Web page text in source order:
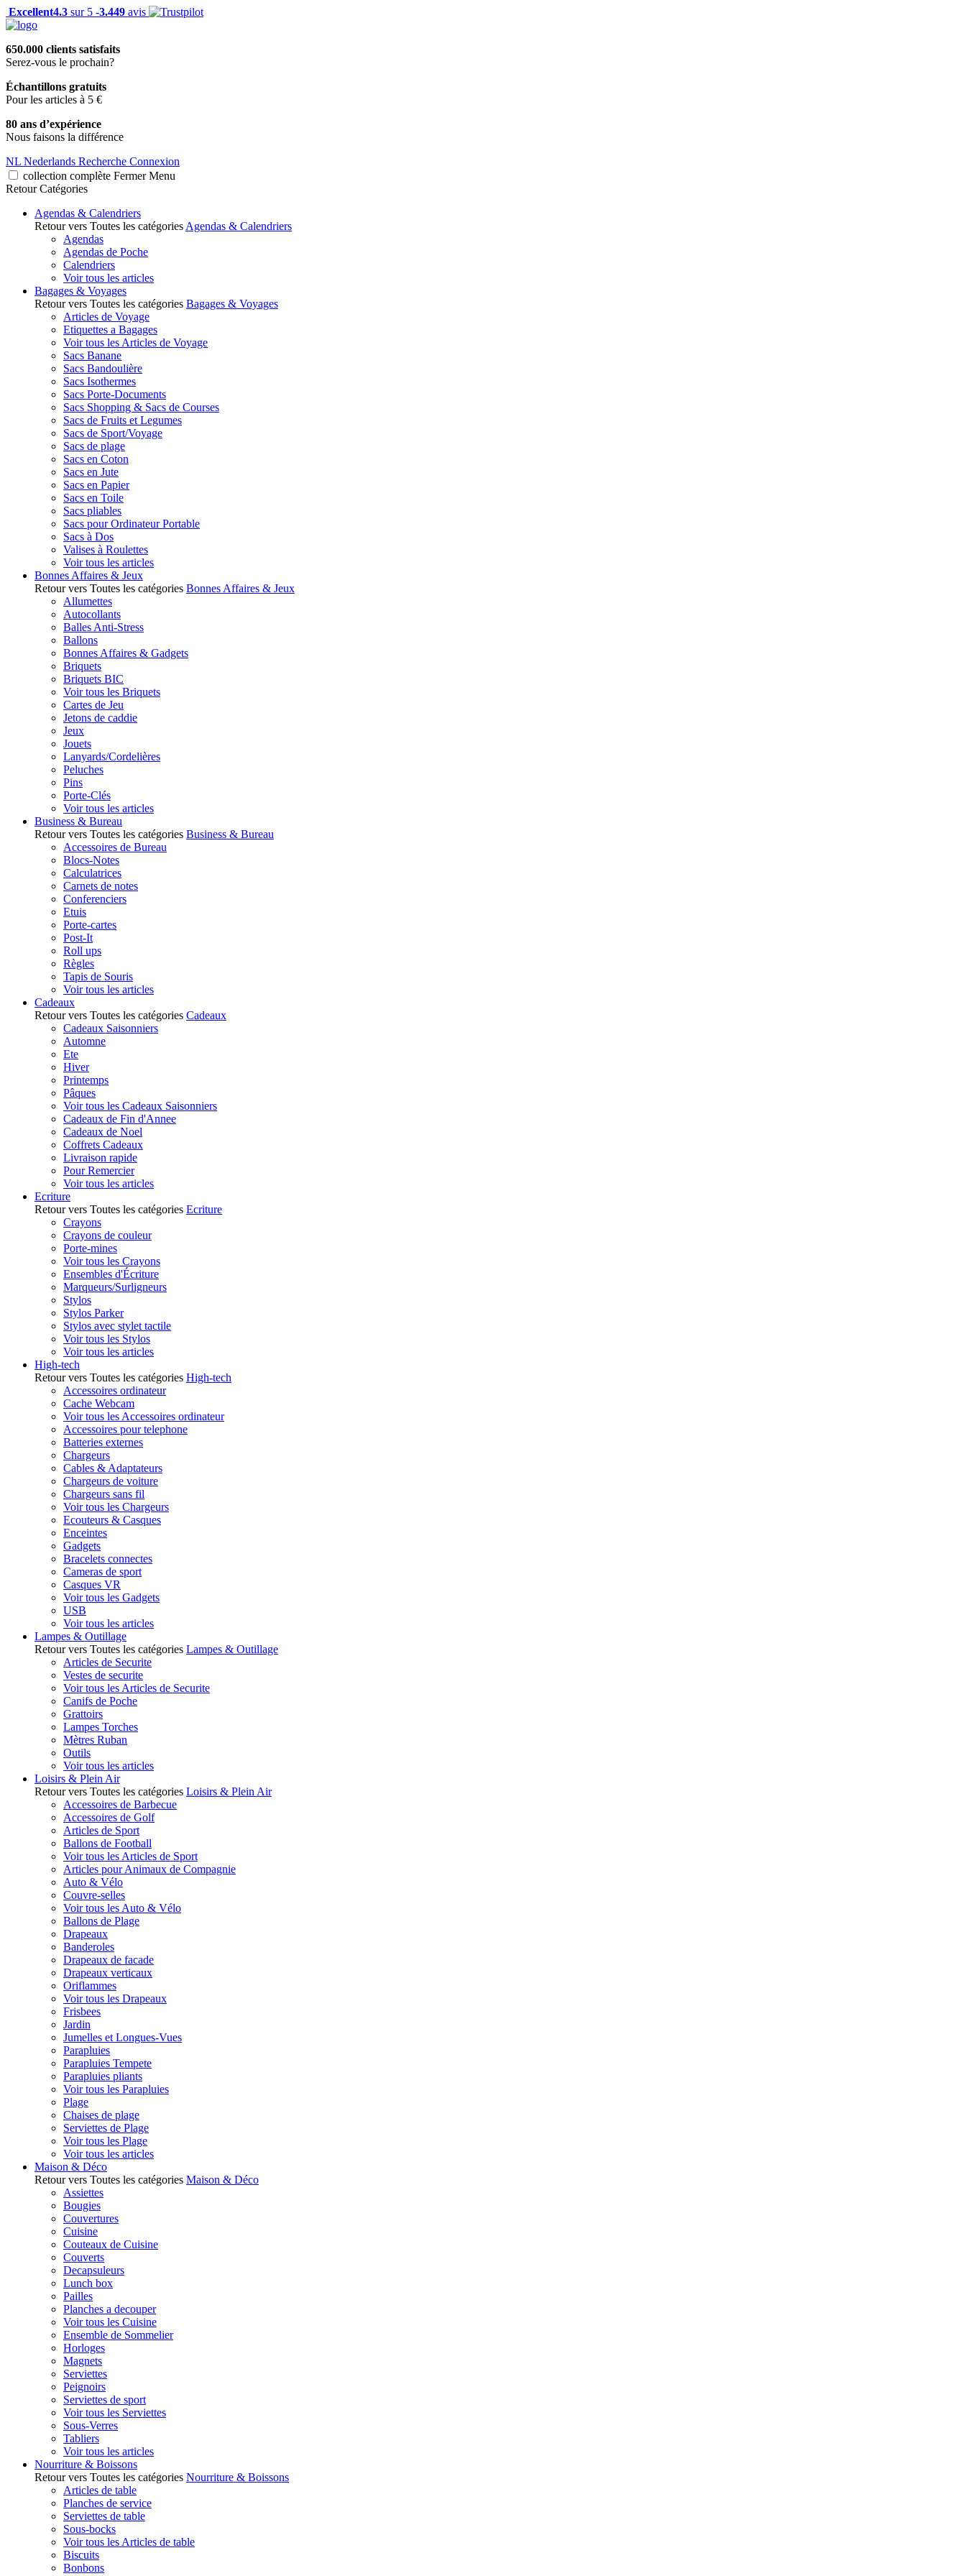
Excellent4.3 sur 5 -3.449 avis
650.000 clients satisfaits
Serez-vous le prochain?
Échantillons gratuits
Pour les articles à 5 €
80 ans d’expérience
Nous faisons la différence
NL Nederlands Recherche Connexion
collection complète Fermer Menu
Retour Catégories
Agendas & Calendriers
Retour vers Toutes les catégories Agendas & Calendriers
Agendas
Agendas de Poche
Calendriers
Voir tous les articles
Bagages & Voyages
Retour vers Toutes les catégories Bagages & Voyages
Articles de Voyage
Etiquettes a Bagages
Voir tous les Articles de Voyage
Sacs Banane
Sacs Bandoulière
Sacs Isothermes
Sacs Porte-Documents
Sacs Shopping & Sacs de Courses
Sacs de Fruits et Legumes
Sacs de Sport/Voyage
Sacs de plage
Sacs en Coton
Sacs en Jute
Sacs en Papier
Sacs en Toile
Sacs pliables
Sacs pour Ordinateur Portable
Sacs à Dos
Valises à Roulettes
Voir tous les articles
Bonnes Affaires & Jeux
Retour vers Toutes les catégories Bonnes Affaires & Jeux
Allumettes
Autocollants
Balles Anti-Stress
Ballons
Bonnes Affaires & Gadgets
Briquets
Briquets BIC
Voir tous les Briquets
Cartes de Jeu
Jetons de caddie
Jeux
Jouets
Lanyards/Cordelières
Peluches
Pins
Porte-Clés
Voir tous les articles
Business & Bureau
Retour vers Toutes les catégories Business & Bureau
Accessoires de Bureau
Blocs-Notes
Calculatrices
Carnets de notes
Conferenciers
Etuis
Porte-cartes
Post-It
Roll ups
Règles
Tapis de Souris
Voir tous les articles
Cadeaux
Retour vers Toutes les catégories Cadeaux
Cadeaux Saisonniers
Automne
Ete
Hiver
Printemps
Pâques
Voir tous les Cadeaux Saisonniers
Cadeaux de Fin d'Annee
Cadeaux de Noel
Coffrets Cadeaux
Livraison rapide
Pour Remercier
Voir tous les articles
Ecriture
Retour vers Toutes les catégories Ecriture
Crayons
Crayons de couleur
Porte-mines
Voir tous les Crayons
Ensembles d'Écriture
Marqueurs/Surligneurs
Stylos
Stylos Parker
Stylos avec stylet tactile
Voir tous les Stylos
Voir tous les articles
High-tech
Retour vers Toutes les catégories High-tech
Accessoires ordinateur
Cache Webcam
Voir tous les Accessoires ordinateur
Accessoires pour telephone
Batteries externes
Chargeurs
Cables & Adaptateurs
Chargeurs de voiture
Chargeurs sans fil
Voir tous les Chargeurs
Ecouteurs & Casques
Enceintes
Gadgets
Bracelets connectes
Cameras de sport
Casques VR
Voir tous les Gadgets
USB
Voir tous les articles
Lampes & Outillage
Retour vers Toutes les catégories Lampes & Outillage
Articles de Securite
Vestes de securite
Voir tous les Articles de Securite
Canifs de Poche
Grattoirs
Lampes Torches
Mètres Ruban
Outils
Voir tous les articles
Loisirs & Plein Air
Retour vers Toutes les catégories Loisirs & Plein Air
Accessoires de Barbecue
Accessoires de Golf
Articles de Sport
Ballons de Football
Voir tous les Articles de Sport
Articles pour Animaux de Compagnie
Auto & Vélo
Couvre-selles
Voir tous les Auto & Vélo
Ballons de Plage
Drapeaux
Banderoles
Drapeaux de facade
Drapeaux verticaux
Oriflammes
Voir tous les Drapeaux
Frisbees
Jardin
Jumelles et Longues-Vues
Parapluies
Parapluies Tempete
Parapluies pliants
Voir tous les Parapluies
Plage
Chaises de plage
Serviettes de Plage
Voir tous les Plage
Voir tous les articles
Maison & Déco
Retour vers Toutes les catégories Maison & Déco
Assiettes
Bougies
Couvertures
Cuisine
Couteaux de Cuisine
Couverts
Decapsuleurs
Lunch box
Pailles
Planches a decouper
Voir tous les Cuisine
Ensemble de Sommelier
Horloges
Magnets
Serviettes
Peignoirs
Serviettes de sport
Voir tous les Serviettes
Sous-Verres
Tabliers
Voir tous les articles
Nourriture & Boissons
Retour vers Toutes les catégories Nourriture & Boissons
Articles de table
Planches de service
Serviettes de table
Sous-bocks
Voir tous les Articles de table
Biscuits
Bonbons